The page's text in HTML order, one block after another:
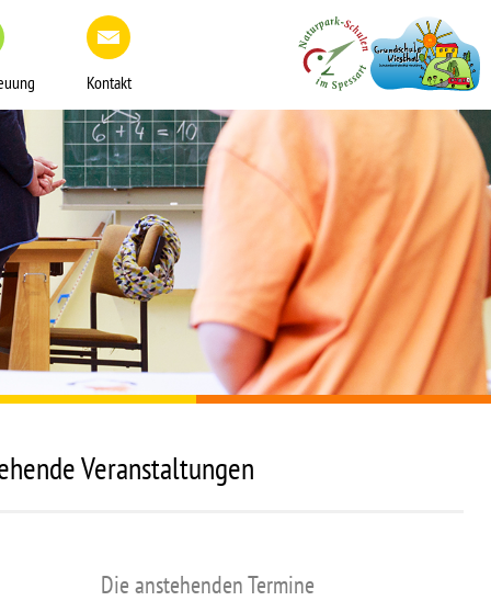
Kontakt
Veranstaltungen
Die anstehenden Termine